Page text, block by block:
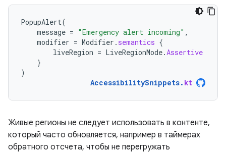
PopupAlert(
message = "Emergency alert incoming" ,
modifier = Modifier . semantics {
liveRegion = LiveRegionMode. Assertive
}
)
AccessibilitySnippets. kt
Живые регионы не следует использовать в контенте,
который часто обновляется, например в таймерах
обратного отсчета, чтобы не перегружать